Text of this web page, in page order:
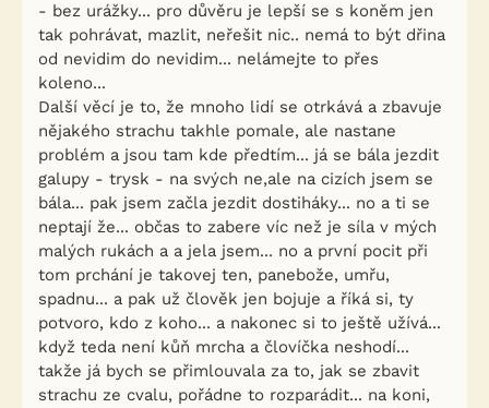
- bez urážky... pro důvěru je lepší se s koněm jen
tak pohrávat, mazlit, neřešit nic.. nemá to být dřina
od nevidim do nevidim... nelámejte to přes
koleno...
Další věcí je to, že mnoho lidí se otrkává a zbavuje
nějakého strachu takhle pomale, ale nastane
problém a jsou tam kde předtím... já se bála jezdit
galupy - trysk - na svých ne,ale na cizích jsem se
bála... pak jsem začla jezdit dostiháky... no a ti se
neptají že... občas to zabere víc než je síla v mých
malých rukách a a jela jsem... no a první pocit při
tom prchání je takovej ten, panebože, umřu,
spadnu... a pak už člověk jen bojuje a říká si, ty
potvoro, kdo z koho... a nakonec si to ještě užívá...
když teda není kůň mrcha a človíčka neshodí...
takže já bych se přimlouvala za to, jak se zbavit
strachu ze cvalu, pořádne to rozparádit... na koni,